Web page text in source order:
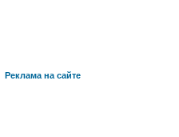
Реклама на сайте